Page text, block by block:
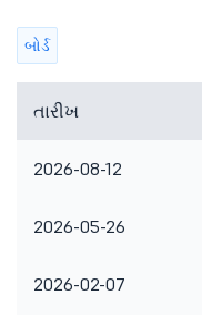
બોર્ડ
તારીખ
2026-08-12
2026-05-26
2026-02-07